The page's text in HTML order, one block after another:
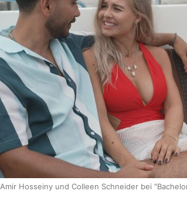
Amir Hosseiny und Colleen Schneider bei